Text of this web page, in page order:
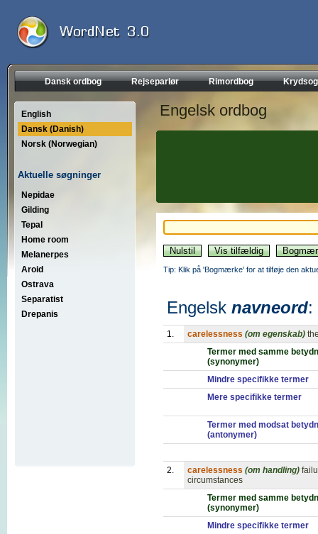
Dansk ordbog Rejseparlør Rimordbog
English
Dansk (Danish)
Norsk (Norwegian)
Aktuelle søgninger
Nepidae
Gilding
Tepal
Home room
Melanerpes
Aroid
Ostrava
Separatist
Drepanis
Engelsk ordbog
Tip: Klik på 'Bogmærke' for at tilføje den
Engelsk navneord:
1. carelessness (om egenskab)
Termer med samme
(synonymer)
Mindre specifikke termer
Mere specifikke termer
Termer med modsat
(antonymer)
2. carelessness (om handling)
circumstances
Termer med samme
(synonymer)
Mindre specifikke termer